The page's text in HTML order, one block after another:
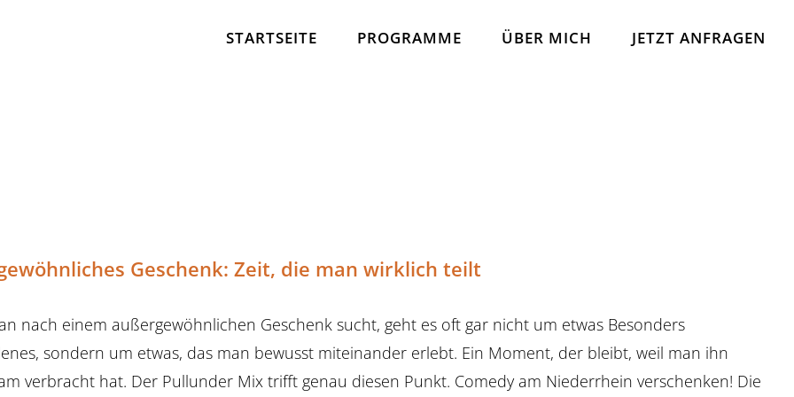
STARTSEITE PROGRAMME ÜBER MICH JETZT ANFRAGEN
Geschenk: Zeit, die man wirklich teilt
nach einem außergewöhnlichen Geschenk sucht, geht es oft gar nicht um etwas Besonders
sondern um etwas, das man bewusst miteinander erlebt. Ein Moment, der bleibt, weil man ihn
verbracht hat. Der Pullunder Mix trifft genau diesen Punkt. Comedy am Niederrhein verschenken! Die